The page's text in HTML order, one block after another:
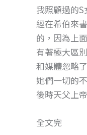
我照顧過的
經在希伯來
的，因為上
有著極大區
和媒體忽略
她們一切的
後時天父上
全文完